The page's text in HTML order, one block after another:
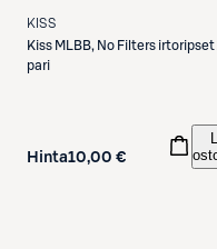
KISS
Kiss MLBB, No Filters irtoripset
pari
Hinta10,00 €